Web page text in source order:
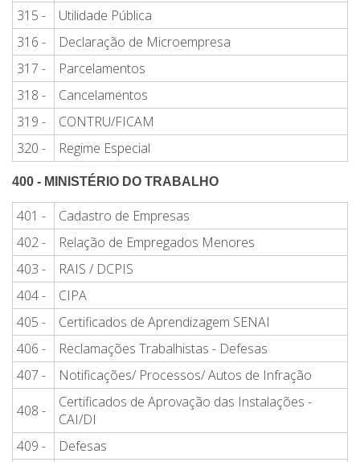
315 -
Utilidade Pública
316 -
Declaração de Microempresa
317 -
Parcelamentos
318 -
Cancelamentos
319 -
CONTRU/FICAM
320 -
Regime Especial
400 - MINISTÉRIO DO TRABALHO
401 -
Cadastro de Empresas
402 -
Relação de Empregados Menores
403 -
RAIS / DCPIS
404 -
CIPA
405 -
Certificados de Aprendizagem SENAI
406 -
Reclamações Trabalhistas - Defesas
407 -
Notificações/ Processos/ Autos de Infração
408 -
Certificados de Aprovação das Instalações -
CAI/DI
409 -
Defesas